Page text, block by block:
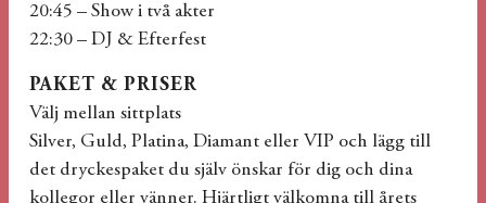
20:45 – Show i två akter
22:30 – DJ & Efterfest
PAKET & PRISER
Välj mellan sittplats
Silver, Guld, Platina, Diamant eller VIP och lägg till
det dryckespaket du själv önskar för dig och dina
kollegor eller vänner. Hjärtligt välkomna till årets